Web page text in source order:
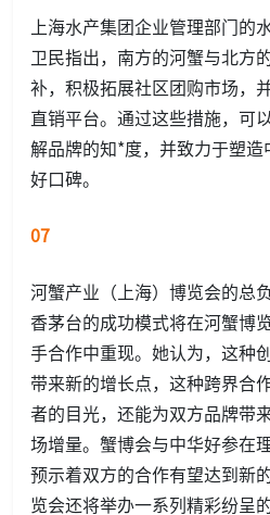
上海水产集团企业管理部门的
卫民指出，南方的河蟹与北方
补，积极拓展社区团购市场，
直销平台。通过这些措施，可
解品牌的知*度，并致力于塑
好口碑。
07
河蟹产业（上海）博览会的总
香茅台的成功模式将在河蟹博
手合作中重现。她认为，这种
带来新的增长点，这种跨界合
者的目光，还能为双方品牌带
场增量。蟹博会与中华好参在
预示着双方的合作有望达到新
览会还将举办一系列精彩纷呈